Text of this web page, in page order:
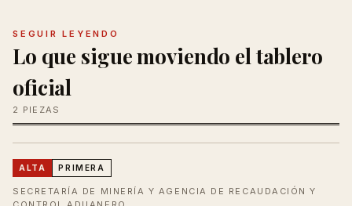
SEGUIR LEYENDO
Lo que sigue moviendo el tablero
oficial
2 PIEZAS
ALTA PRIMERA
SECRETARÍA DE MINERÍA Y AGENCIA DE RECAUDACIÓN Y